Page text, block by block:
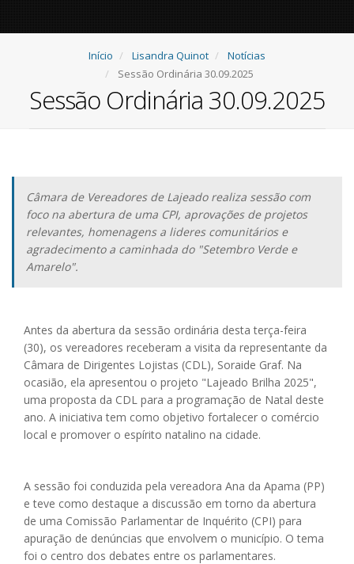
Início Lisandra Quinot
Notícias
Sessão Ordinária 30.09.2025
Sessão Ordinária 30.09.2025
Câmara de Vereadores de Lajeado realiza sessão com
foco na abertura de uma CPI, aprovações de projetos
relevantes, homenagens a lideres comunitários e
agradecimento a caminhada do "Setembro Verde e
Amarelo".
Antes da abertura da sessão ordinária desta terça-feira
(30), os vereadores receberam a visita da representante da
Câmara de Dirigentes Lojistas (CDL), Soraide Graf. Na
ocasião, ela apresentou o projeto "Lajeado Brilha 2025",
uma proposta da CDL para a programação de Natal deste
ano. A iniciativa tem como objetivo fortalecer o comércio
local e promover o espírito natalino na cidade.
A sessão foi conduzida pela vereadora Ana da Apama (PP)
e teve como destaque a discussão em torno da abertura
de uma Comissão Parlamentar de Inquérito (CPI) para
apuração de denúncias que envolvem o município. O tema
foi o centro dos debates entre os parlamentares.